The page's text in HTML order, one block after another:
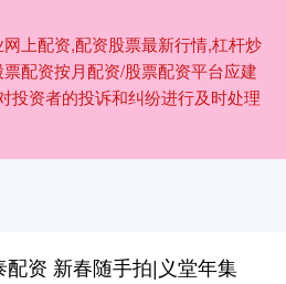
上配资,配资股票最新行情,杠杆炒
配资按月配资/股票配资平台应建
投资者的投诉和纠纷进行及时处理
配资 新春随手拍|义堂年集